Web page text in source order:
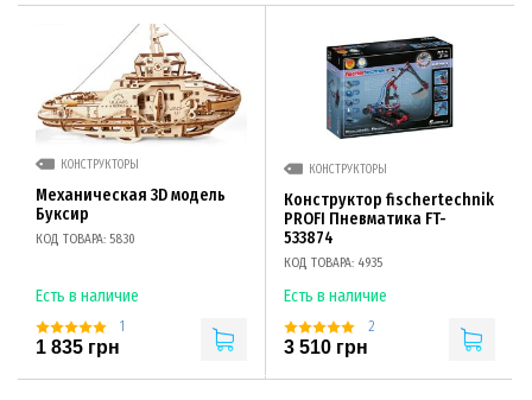
КОНСТРУКТОРЫ
Механическая 3D модель
Буксир
КОД ТОВАРА: 5830
Есть в наличие
1
1 835 грн
КОНСТРУКТОРЫ
Конструктор fisсhertechnik
PROFI Пневматика FT-
533874
КОД ТОВАРА: 4935
Есть в наличие
2
3 510 грн